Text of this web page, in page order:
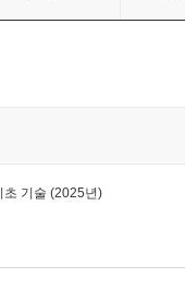
초 기술 (2025년)